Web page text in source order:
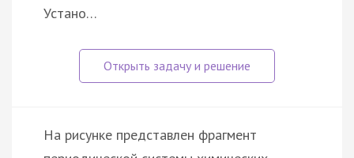
Устано…
На рисунке представлен фрагмент